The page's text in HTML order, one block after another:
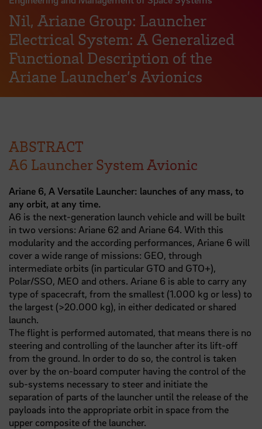
Nil, Ariane Group: Launcher
Electrical System: A Generalized
Functional Description of the
Ariane Launcher’s Avionics
ABSTRACT
A6 Launcher System Avionic
Ariane 6, A Versatile Launcher: launches of any mass, to
any orbit, at any time.
A6 is the next-generation launch vehicle and will be built
in two versions: Ariane 62 and Ariane 64. With this
modularity and the according performances, Ariane 6 will
cover a wide range of missions: GEO, through
intermediate orbits (in particular GTO and GTO+),
Polar/SSO, MEO and others. Ariane 6 is able to carry any
type of spacecraft, from the smallest (1.000 kg or less) to
the largest (>20.000 kg), in either dedicated or shared
launch.
The flight is performed automated, that means there is no
steering and controlling of the launcher after its lift-off
from the ground. In order to do so, the control is taken
over by the on-board computer having the control of the
sub-systems necessary to steer and initiate the
separation of parts of the launcher until the release of the
payloads into the appropriate orbit in space from the
upper composite of the launcher.